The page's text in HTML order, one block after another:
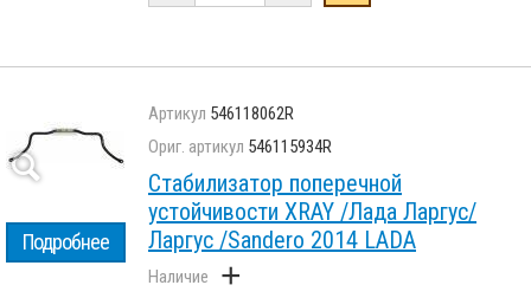
Подробнее
546118062R
546115934R
Стабилизатор поперечной
устойчивости XRAY /Лада Ларгус/
Ларгус /Sandero 2014 LADA
+